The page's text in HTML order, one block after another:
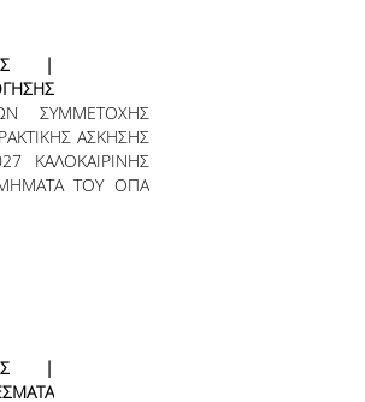
|
ΑΚ.
ΣΥΜΜΕΤΟΧΗΣ
ΑΣΚΗΣΗΣ
ΚΑΛΟΚΑΙΡΙΝΗΣ
ΤΟΥ ΟΠΑ
ΚΑΙ
ΔΙΟΙΚΗΤΙΚΗΣ
με κωδικό ΟΠΣ
|